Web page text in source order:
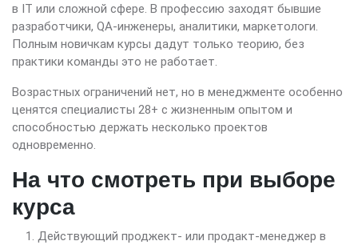
в IT или сложной сфере. В профессию заходят бывшие
разработчики, QA-инженеры, аналитики, маркетологи.
Полным новичкам курсы дадут только теорию, без
практики команды это не работает.
Возрастных ограничений нет, но в менеджменте особенно
ценятся специалисты 28+ с жизненным опытом и
способностью держать несколько проектов
одновременно.
На что смотреть при выборе
курса
Действующий проджект- или продакт-менеджер в